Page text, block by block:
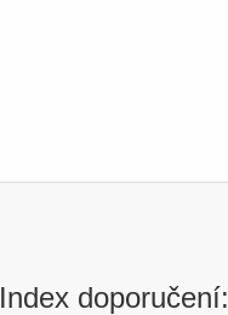
Index doporučení: